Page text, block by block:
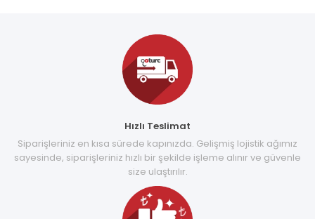
Hızlı Teslimat
Siparişleriniz en kısa sürede kapınızda. Gelişmiş lojistik ağımız
sayesinde, siparişleriniz hızlı bir şekilde işleme alınır ve güvenle
size ulaştırılır.